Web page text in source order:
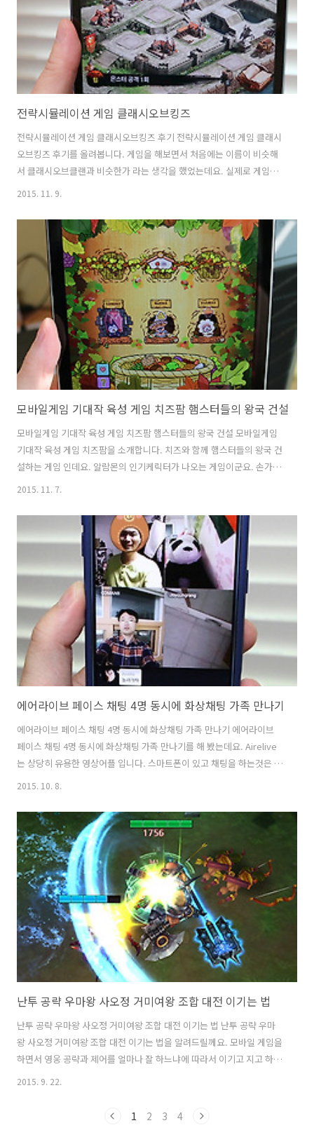
전략시뮬레이션 게임 클래시오브킹즈
전략시뮬레이션 게임 클래시오브킹즈 후기 전략시뮬레이션 게임 클래시
오브킹즈 후기를 올려봅니다. 게임을 해보면서 처음에는 이름이 비슷해
서 클래시오브클랜과 비슷한가 라는 생각을 했었는데요. 실제로 게임을
는 세세하게 표현된 부분들이 꽤 좋았는데요. 처음에는 진행하는 방식이
어떻게 진행하는지 헷갈렸지만 왼쪽 하단에 계속 어떻게 해야하는지 팁
이 나오고 반복하여 하다보니 생각보다 쉽게 배우게 되더군요. 이 게임에
서는 동맹전도 가능하고 뭔가 만들 때에는 시간이 걸리기 때문에 전략적
으로 생각을 해야 합니다. 병영을 만들거나 업그레이드 시에는 나무와 곡
식이 필요하기 때문에 그것도 잘 챙겨야..
2015. 11. 9.
모바일게임 기대작 육성 게임 치즈팜 햄스터들의 왕국 건설
모바일게임 기대작 육성 게임 치즈팜 햄스터들의 왕국 건설 모바일게임
기대작 육성 게임 치즈팜을 소개합니다. 치즈와 함께 햄스터들의 왕국 건
설하는 게임 인데요. 알람몬의 인기케릭터가 나오는 게임이군요. 손가락
으로 난타를 하거나 아니면 치즈를 이용해서 사랑스러운 햄스터들을 키
기대작 육성 게임은 키우는 재미로 하는 게임인데 치즈팜도 그런 게임으
로 이런 게임에 관심이 많은 분들은 한번 해볼만 합니다. 처음에는 도움
말로 어떻게 게임이 진행되는지 상세히 알려줍니다. 요즘은 지하철에서
또는 가끔 시간이 남을 때 게임을 하는것을 생각해서 간단히 터치만으로
하는 게임들이 많은데요. 육성 게임 치즈팜도 그러했습니다. 모바일게임
기대작인만큼 저도 어떤 ..
2015. 11. 7.
에어라이브 페이스 채팅 4명 동시에 화상채팅 가족 만나기
에어라이브 페이스 채팅 4명 동시에 화상채팅 가족 만나기 에어라이브
페이스 채팅 4명 동시에 화상채팅 가족 만나기를 해 봤는데요. Airelive
는 상당히 유용한 영상어플 입니다. 스마트폰이 있고 채팅을 하는것은 무
유용합니다. 4명이 동시에 얼굴을 보면서 이야기로 화상채팅이 가능하기
때문이죠. 저도 이 어플을 상당히 유용하게 사용을 했는데요. 4명이나 화
상채팅을 하지만 에어라이브 페이스 채팅은 데이터 사용량도 상대적으
로 상당히 작습니다. 덕분에 가족 모두가 큰 부담을 느끼지 않고 여러번
화상채팅을 할 수 있었습니다. 어머니도 아들 얼굴을 볼 수 있어서 좋아
하시네요...
2015. 10. 8.
난투 공략 우마왕 사오정 거미여왕 조합 대전 이기는 법
난투 공략 우마왕 사오정 거미여왕 조합 대전 이기는 법 난투 공략 우마
왕 사오정 거미여왕 조합 대전 이기는 법을 알려드릴께요. 모바일 게임을
하면서 영웅 공략과 제어를 얼마나 잘 하느냐에 따라서 이기고 지고 하는
게임이 난투 인데요. 사실 지금도 레벨을 올리는 중이라 저도 계속 배우
게된 것을 공유해봅니다. 이 외에도 알려주실 만한 내용이 있으면 댓글로
2015. 9. 22.
1 2 3 4